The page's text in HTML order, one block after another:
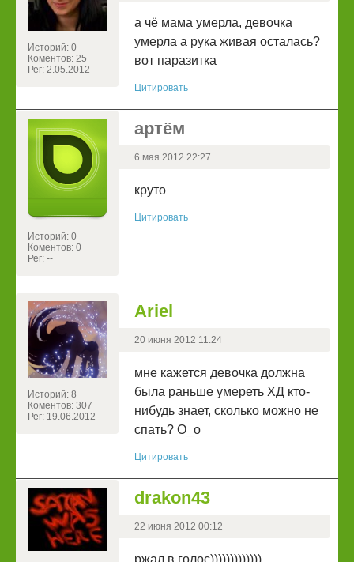
Историй: 0
Коментов: 25
Рег: 2.05.2012
а чё мама умерла, девочка
умерла а рука живая осталась?
вот паразитка
Цитировать
Историй: 0
Коментов: 0
Рег: --
артём
6 мая 2012 22:27
круто
Цитировать
Историй: 8
Коментов: 307
Рег: 19.06.2012
Ariel
20 июня 2012 11:24
мне кажется девочка должна
была раньше умереть ХД кто-
нибудь знает, сколько можно не
спать? О_о
Цитировать
drakon43
22 июня 2012 00:12